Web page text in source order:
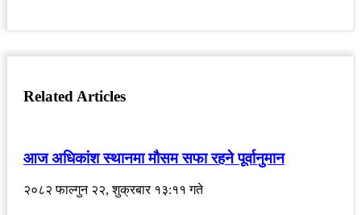
Related Articles
आज अधिकांश स्थानमा मौसम सफा रहने पूर्वानुमान
२०८२ फाल्गुन २२, शुक्रबार १३:११ गते